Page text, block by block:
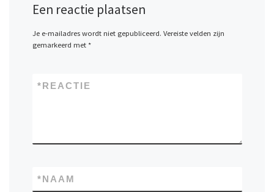
Een reactie plaatsen
Je e-mailadres wordt niet gepubliceerd. Vereiste velden zijn
gemarkeerd met *
REACTIE
*
NAAM
*